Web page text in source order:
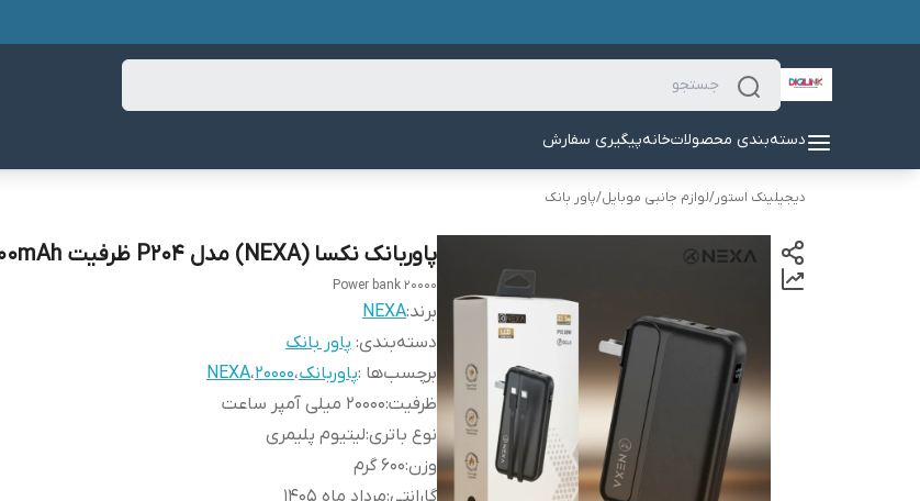
دسته‌بندی محصولاتخانهپیگیری سفارش
دیجیلینک استور/لوازم جانبی موبایل/پاور بانک
پاوربانک نکسا (NEXA) مدل P204 ظرفیت 20000mAh
Power bank 20000
برند:NEXA
دسته‌بندی: پاور بانک
برچسب‌ها :پاوربانک،۲۰۰۰۰،NEXA
ظرفیت:20000 میلی آمپر ساعت
نوع باتری:لیتیوم پلیمری
وزن:600 گرم
گارانتی:مرداد ماه 1405